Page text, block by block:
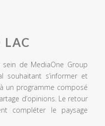
LAC
de MediaOne Group
souhaitant s’informer et
un programme composé
d’opinions. Le retour
compléter le paysage